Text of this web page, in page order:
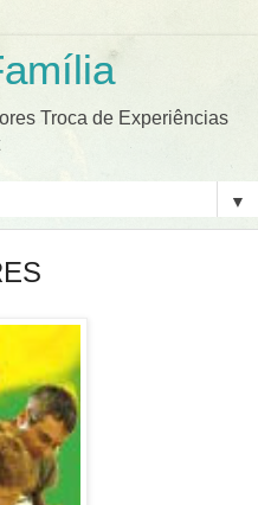
Troca de Experiências
▼